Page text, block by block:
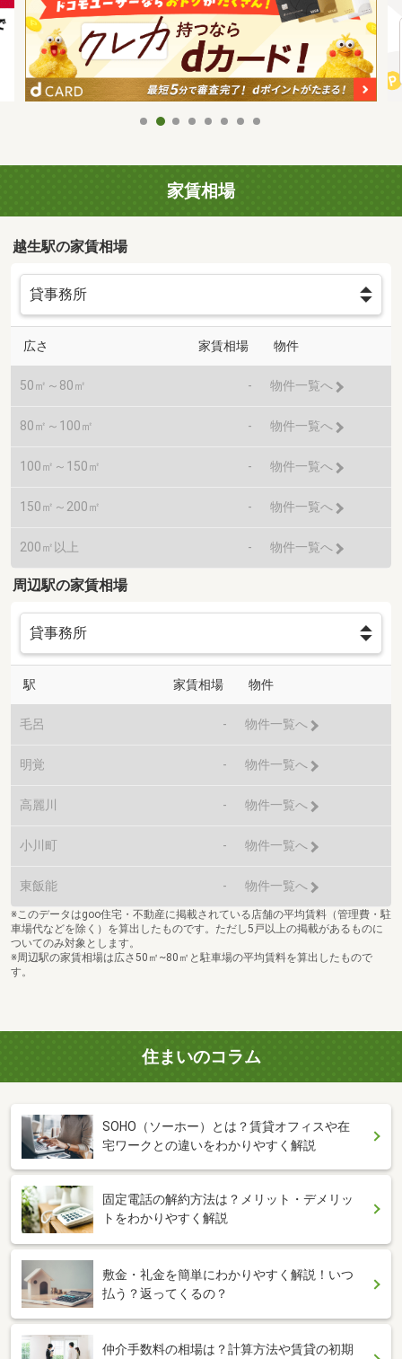
家賃相場
越生駅の家賃相場
広さ 家賃相場 物件
50㎡～80㎡ - 物件一覧へ
80㎡～100㎡ - 物件一覧へ
100㎡～150㎡ - 物件一覧へ
150㎡～200㎡ - 物件一覧へ
200㎡以上 - 物件一覧へ
周辺駅の家賃相場
駅 家賃相場 物件
毛呂 - 物件一覧へ
明覚 - 物件一覧へ
高麗川 - 物件一覧へ
小川町 - 物件一覧へ
東飯能 - 物件一覧へ
※このデータはgoo住宅・不動産に掲載されている店舗の平均賃料（管理費・駐
車場代などを除く）を算出したものです。ただし5戸以上の掲載があるものに
ついてのみ対象とします。
※周辺駅の家賃相場は広さ50㎡~80㎡と駐車場の平均賃料を算出したもので
す。
住まいのコラム
SOHO（ソーホー）とは？賃貸オフィスや在
宅ワークとの違いをわかりやすく解説
固定電話の解約方法は？メリット・デメリッ
トをわかりやすく解説
敷金・礼金を簡単にわかりやすく解説！いつ
払う？返ってくるの？
仲介手数料の相場は？計算方法や賃貸の初期